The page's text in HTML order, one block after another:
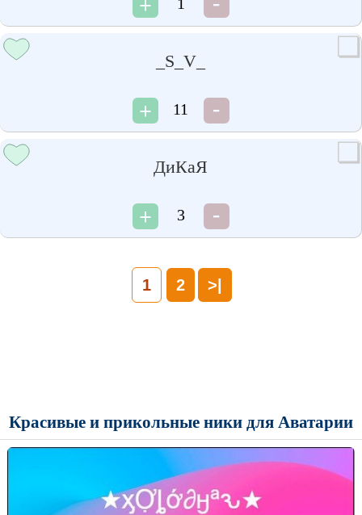
_S_V_
11
ДиКаЯ
3
1 2 >|
Красивые и прикольные ники для Аватарии